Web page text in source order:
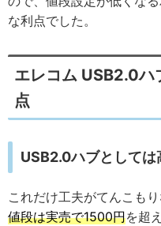
な利点でした。
エレコム USB2.0
点
USB2.0ハブとしては
これだけ工夫がてんこも
値段は実売で1500円を超